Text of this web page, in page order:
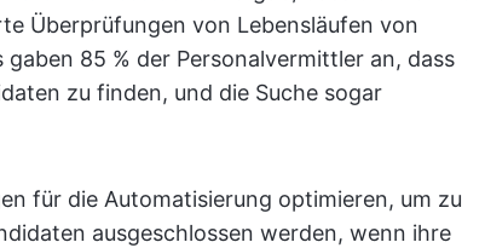
Überprüfungen von Lebensläufen von
85 % der Personalvermittler an, dass
zu finden, und die Suche sogar
für die Automatisierung optimieren, um zu
ausgeschlossen werden, wenn ihre